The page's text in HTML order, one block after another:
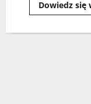
Dowiedz się